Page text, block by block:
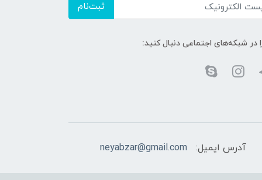
ثبت‌نام
در شبکه‌های اجتماعی دنبال کنید:
آدرس ایمیل: neyabzar@gmail.com